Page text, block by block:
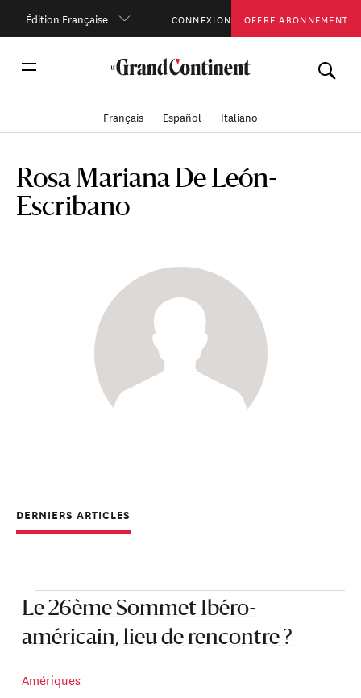
Édition Française CONNEXION OFFRE ABONNEMENT
Français Español Italiano
Rosa Mariana De León-
Escribano
DERNIERS ARTICLES
Le 26ème Sommet Ibéro-
américain, lieu de rencontre ?
Amériques